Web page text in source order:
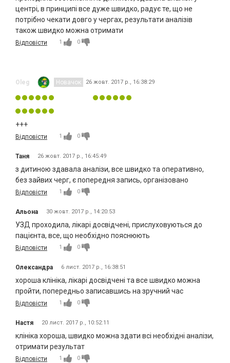
центрі, в принципі все дуже швидко, радує те, що не
потрібно чекати довго у чергах, результати аналізів
також швидко можна отримати
Відповісти 1 0
Oleg Новачок 26 жовт. 2017 р., 16:38:29
+++
Відповісти 1 0
Таня 26 жовт. 2017 р., 16:45:49
з дитиною здавала аналізи, все швидко та оперативно,
без зайвих черг, є попередня запись, організовано
Відповісти 1 0
Альона 30 жовт. 2017 р., 14:20:53
УЗД проходила, лікарі досвідчені, прислуховуються до
пацієнта, все, що необхідно пояснюють
Відповісти 1 0
Олександра 6 лист. 2017 р., 16:38:51
хороша клініка, лікарі досвідчені та все швидко можна
пройти, попередньо записавшись на зручний час
Відповісти 1 0
Настя 20 лист. 2017 р., 10:52:11
клініка хороша, швидко можна здати всі необхідні аналізи,
отримати результат
Відповісти 1 0